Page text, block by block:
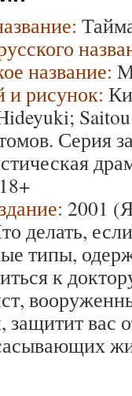
название:
и рисунок:
Серия
18+
2001
делать,
типы,
к
защитит вас